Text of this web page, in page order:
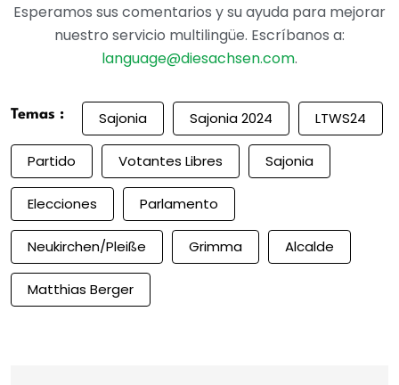
Esperamos sus comentarios y su ayuda para mejorar
nuestro servicio multilingüe. Escríbanos a:
language@diesachsen.com.
Temas : Sajonia Sajonia 2024 LTWS24
Partido Votantes Libres Sajonia
Elecciones Parlamento
Neukirchen/Pleiße Grimma Alcalde
Matthias Berger